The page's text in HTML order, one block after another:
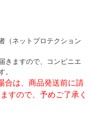
（ネットプロテクション
きますので、コンビニエ
。
合は、商品発送前に請
すので、予めご了承く